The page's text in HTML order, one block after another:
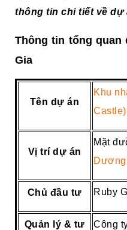
thông tin chi tiết về dự
Thông tin tổng
Gia
Tên dự án
Khu
Castle)
Vị trí dự án
Mặt
Dương
Chủ đầu tư Ruby
Quản lý & tư
Công